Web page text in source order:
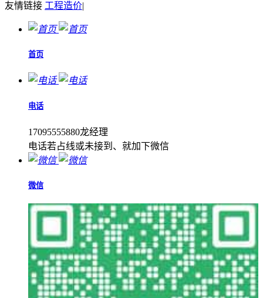
友情链接 工程造价|
首页
电话
17095555880龙经理
电话若占线或未接到、就加下微信
微信